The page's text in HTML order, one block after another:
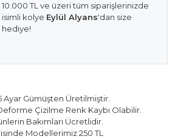
10.000 TL ve üzeri tüm siparişlerinizde
isimli kolye Eylül Alyans'dan size
hediye!
Ayar Gümüşten Üretilmiştir.
Çizilme Renk Kaybı Olabilir.
Bakımları Ücretlidir.
Modellerimiz 250 TL